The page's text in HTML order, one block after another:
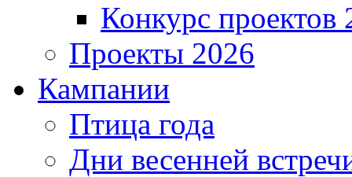
Конкурс проектов
Проекты 2026
Кампании
Птица года
Дни весенней